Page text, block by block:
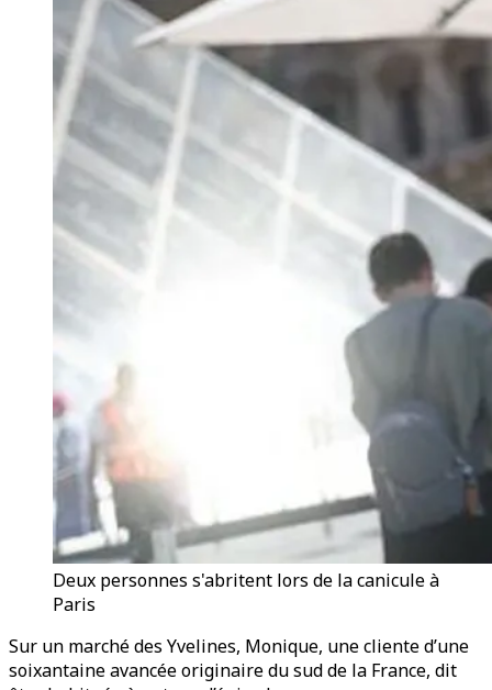
Deux personnes s'abritent lors de la canicule à
Paris
Sur un marché des Yvelines, Monique, une cliente d’une
soixantaine avancée originaire du sud de la France, dit